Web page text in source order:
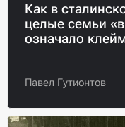
Как в
целые семьи
означало
Павел Гутионтов